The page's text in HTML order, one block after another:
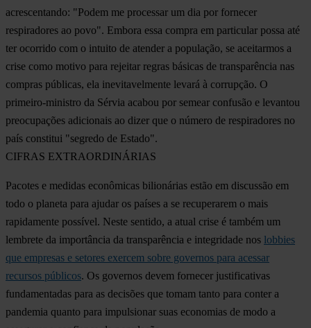
acrescentando: "Podem me processar um dia por fornecer
respiradores ao povo". Embora essa compra em particular possa até
ter ocorrido com o intuito de atender a população, se aceitarmos a
crise como motivo para rejeitar regras básicas de transparência nas
compras públicas, ela inevitavelmente levará à corrupção. O
primeiro-ministro da Sérvia acabou por semear confusão e levantou
preocupações adicionais ao dizer que o número de respiradores no
país constitui "segredo de Estado".
CIFRAS EXTRAORDINÁRIAS
Pacotes e medidas econômicas bilionárias estão em discussão em
todo o planeta para ajudar os países a se recuperarem o mais
rapidamente possível. Neste sentido, a atual crise é também um
lembrete da importância da transparência e integridade nos lobbies
que empresas e setores exercem sobre governos para acessar
recursos públicos. Os governos devem fornecer justificativas
fundamentadas para as decisões que tomam tanto para conter a
pandemia quanto para impulsionar suas economias de modo a